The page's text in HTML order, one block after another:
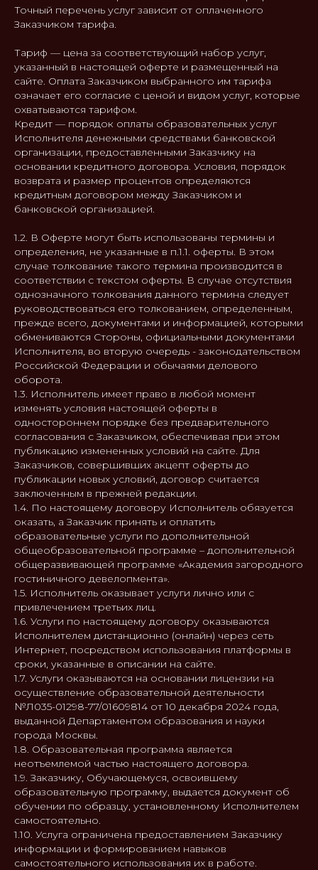
Точный перечень услуг зависит от оплаченного
Заказчиком тарифа.
Тариф — цена за соответствующий набор услуг,
указанный в настоящей оферте и размещенный на
сайте. Оплата Заказчиком выбранного им тарифа
означает его согласие с ценой и видом услуг, которые
охватываются тарифом.
Кредит — порядок оплаты образовательных услуг
Исполнителя денежными средствами банковской
организации, предоставленными Заказчику на
основании кредитного договора. Условия, порядок
возврата и размер процентов определяются
кредитным договором между Заказчиком и
банковской организацией.
1.2. В Оферте могут быть использованы термины и
определения, не указанные в п.1.1. оферты. В этом
случае толкование такого термина производится в
соответствии с текстом оферты. В случае отсутствия
однозначного толкования данного термина следует
руководствоваться его толкованием, определенным,
прежде всего, документами и информацией, которыми
обмениваются Стороны, официальными документами
Исполнителя, во вторую очередь - законодательством
Российской Федерации и обычаями делового
оборота.
1.3. Исполнитель имеет право в любой момент
изменять условия настоящей оферты в
одностороннем порядке без предварительного
согласования с Заказчиком, обеспечивая при этом
публикацию измененных условий на сайте. Для
Заказчиков, совершивших акцепт оферты до
публикации новых условий, договор считается
заключенным в прежней редакции.
1.4. По настоящему договору Исполнитель обязуется
оказать, а Заказчик принять и оплатить
образовательные услуги по дополнительной
общеобразовательной программе – дополнительной
общеразвивающей программе «Академия загородного
гостиничного девелопмента».
1.5. Исполнитель оказывает услуги лично или с
привлечением третьих лиц.
1.6. Услуги по настоящему договору оказываются
Исполнителем дистанционно (онлайн) через сеть
Интернет, посредством использования платформы в
сроки, указанные в описании на сайте.
1.7. Услуги оказываются на основании лицензии на
осуществление образовательной деятельности
№Л035-01298-77/01609814 от 10 декабря 2024 года,
выданной Департаментом образования и науки
города Москвы.
1.8. Образовательная программа является
неотъемлемой частью настоящего договора.
1.9. Заказчику, Обучающемуся, освоившему
образовательную программу, выдается документ об
обучении по образцу, установленному Исполнителем
самостоятельно.
1.10. Услуга ограничена предоставлением Заказчику
информации и формированием навыков
самостоятельного использования их в работе.